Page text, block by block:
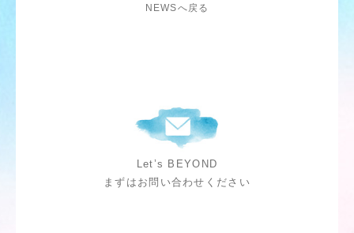
NEWSへ戻る
Let’s BEYOND
まずはお問い合わせください